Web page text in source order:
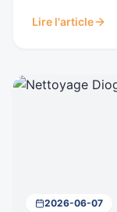
transformer
Lire l'article
2026-06-07